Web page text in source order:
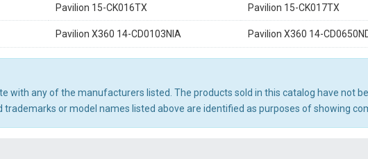
Pavilion 15-CK016TX Pavilion 15-CK017TX
Pavilion X360 14-CD0103NIA Pavilion X360 14-
with any of the manufacturers listed. The products sold in this catalog have not
or model names listed above are identified as purposes of showing